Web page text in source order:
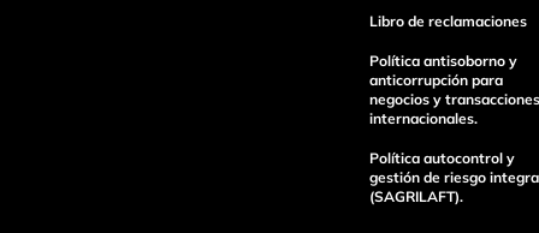
Libro de reclamaciones
Política antisoborno y
anticorrupción para
negocios y transacciones
internacionales.
Política autocontrol y
gestión de riesgo
(SAGRILAFT).